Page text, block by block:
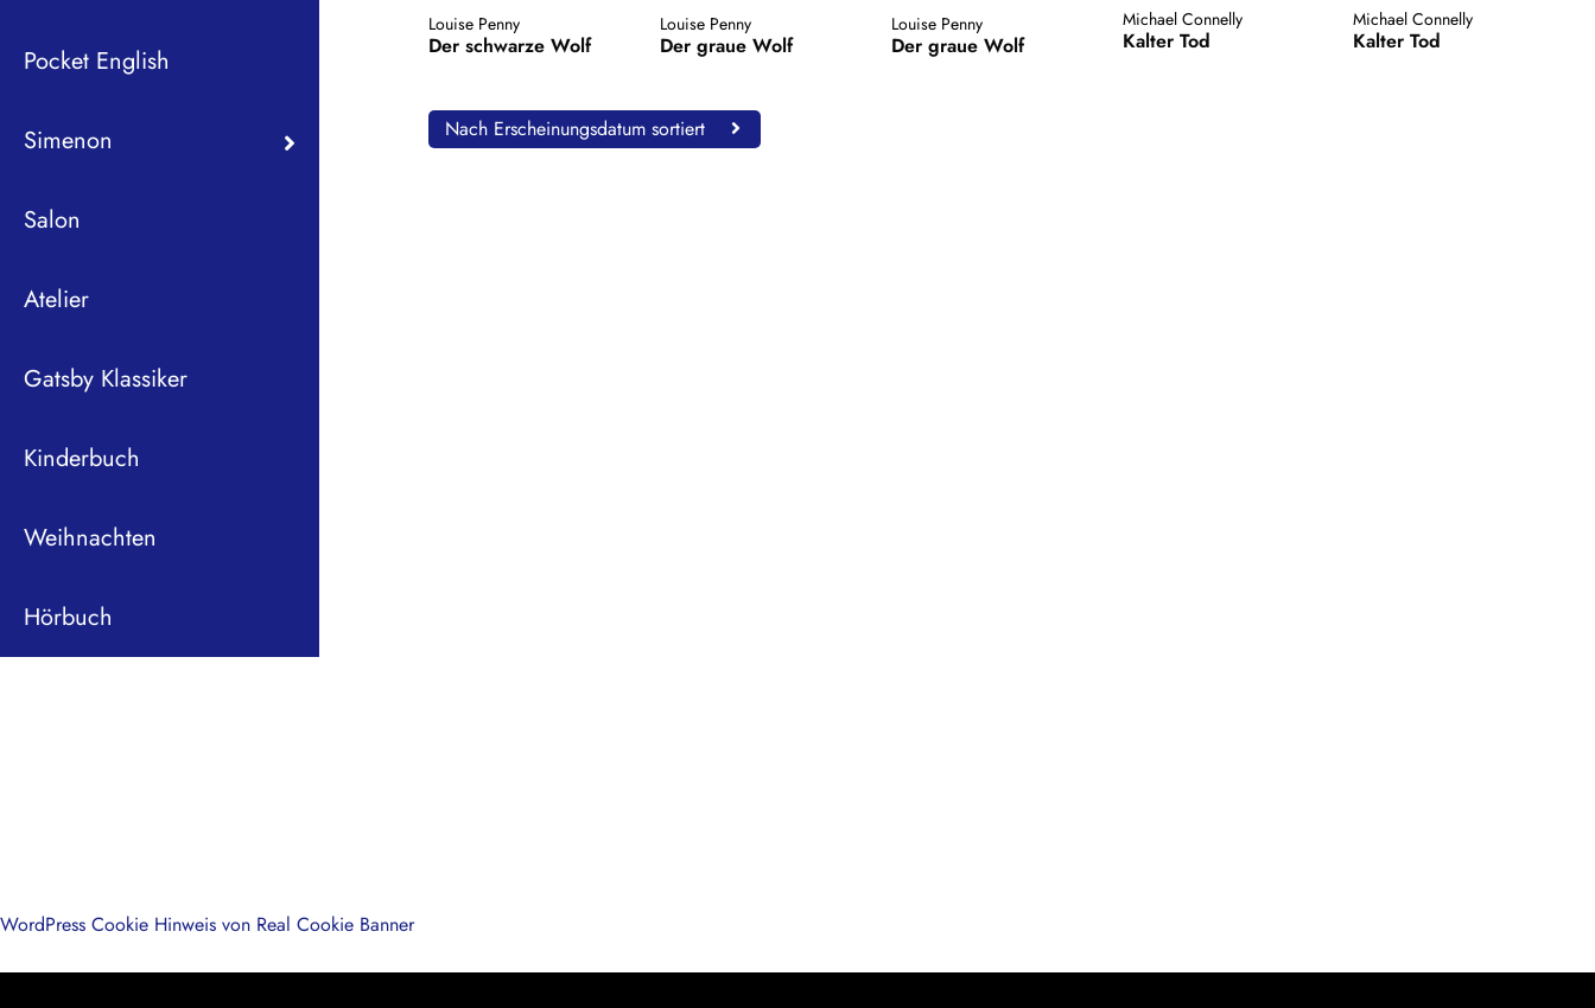
Pocket English
Simenon
Salon
Atelier
Gatsby Klassiker
Kinderbuch
Weihnachten
Hörbuch
Louise Penny
Der schwarze Wolf
Louise Penny
Der graue Wolf
Louise Penny
Der graue Wolf
Michael Connelly
Kalter Tod
Michael Connelly
Kalter Tod
Nach Erscheinungsdatum sortiert
WordPress Cookie Hinweis von Real Cookie Banner